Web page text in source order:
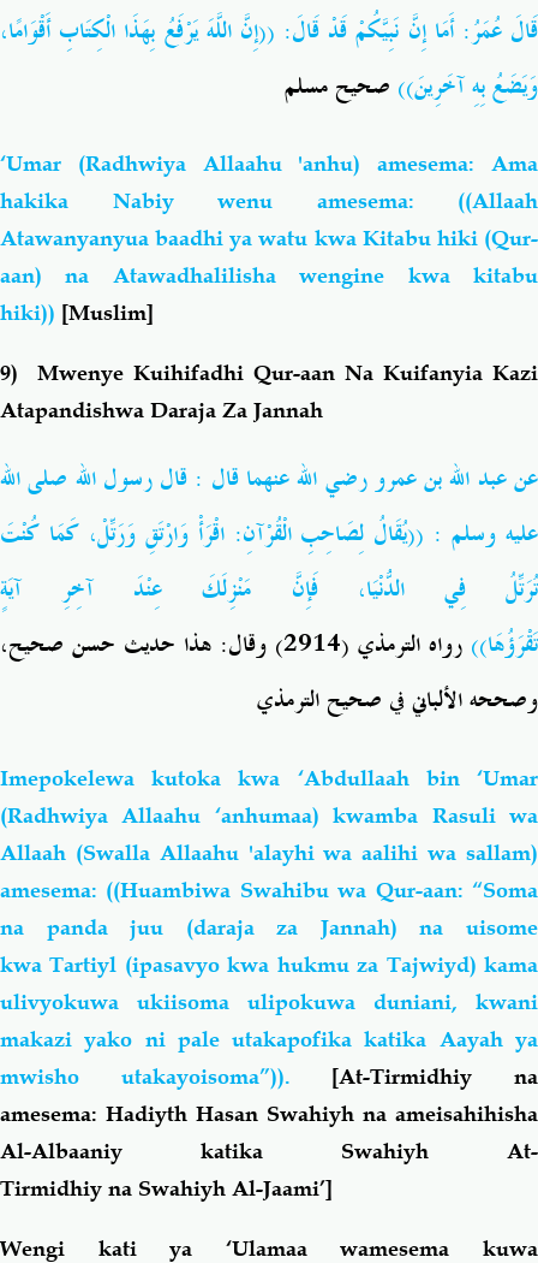
قَالَ عُمَرُ: أَمَا إِنَّ نَبِيَّكُمْ قَدْ قَالَ: ((إِنَّ اللَّهَ يَرْفَعُ بِهَذَا الْكِتَابِ أَقْوَامًا،
وَيَضَعُ بِهِ آخَرِينَ)) صحيح مسلم
‘Umar (Radhwiya Allaahu 'anhu) amesema: Ama
hakika Nabiy wenu amesema: ((Allaah
Atawanyanyua baadhi ya watu kwa Kitabu hiki (Qur-
aan) na Atawadhalilisha wengine kwa kitabu
hiki)) [Muslim]
9) Mwenye Kuihifadhi Qur-aan Na Kuifanyia Kazi
Atapandishwa Daraja Za Jannah
عن عبد الله بن عمرو رضي الله عنهما قال : قال رسول الله صلى الله
عليه وسلم : ((يُقَالُ لِصَاحِبِ الْقُرْآنِ: اقْرَأْ وَارْتَقِ وَرَتِّلْ، كَمَا كُنْتَ
تُرَتِّلُ فِي الدُّنْيَا، فَإِنَّ مَنْزِلَكَ عِنْدَ آخِرِ آيَةٍ
تَقْرَؤُهَا)) رواه الترمذي (2914) وقال: هذا حديث حسن صحيح،
وصححه الألباني في صحيح الترمذي
Imepokelewa kutoka kwa ‘Abdullaah bin ‘Umar
(Radhwiya Allaahu ‘anhumaa) kwamba Rasuli wa
Allaah (Swalla Allaahu 'alayhi wa aalihi wa sallam)
amesema: ((Huambiwa Swahibu wa Qur-aan: “Soma
na panda juu (daraja za Jannah) na uisome
kwa Tartiyl (ipasavyo kwa hukmu za Tajwiyd) kama
ulivyokuwa ukiisoma ulipokuwa duniani, kwani
makazi yako ni pale utakapofika katika Aayah ya
mwisho utakayoisoma”)).
[At-Tirmidhiy na
amesema: Hadiyth Hasan Swahiyh na ameisahihisha
Al-Albaaniy katika Swahiyh At-
Tirmidhiy na Swahiyh Al-Jaami’]
Wengi kati ya ‘Ulamaa wamesema kuwa